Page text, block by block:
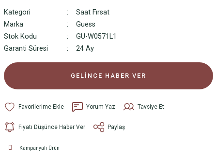
Kategori
Saat Fırsat
Marka
Guess
Stok Kodu
GU-W0571L1
Garanti Süresi
24 Ay
GELİNCE HABER VER
Yorum Yaz Tavsiye Et
Fiyatı Düşünce Haber Ver Paylaş
Kampanyalı Ürün